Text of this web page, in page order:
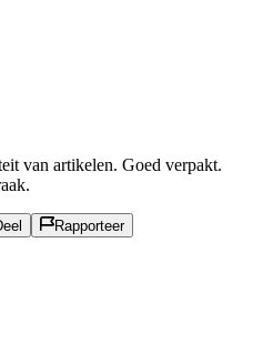
van artikelen. Goed verpakt.
Rapporteer